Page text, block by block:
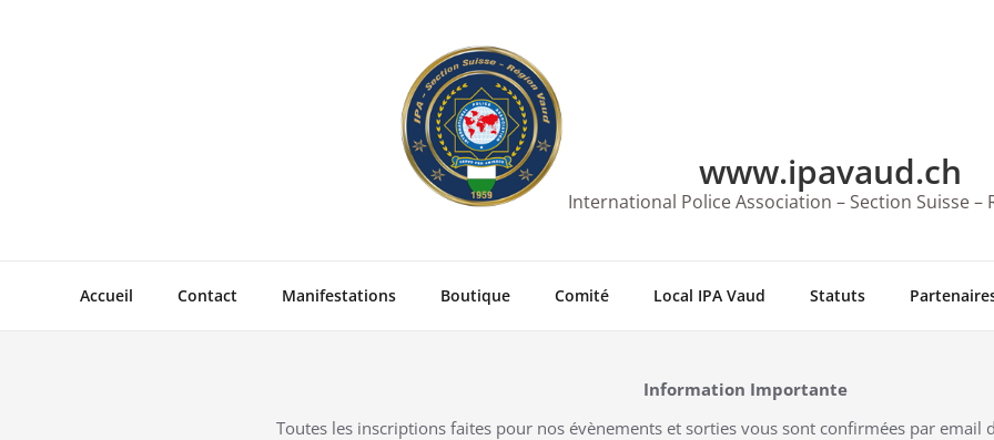
www.ipavaud.ch
International Police Association – Section Suisse –
Accueil Contact Manifestations Boutique Comité Local IPA Vaud Statuts
Information Importante
Toutes les inscriptions faites pour nos évènements et sorties vous sont confirmées par email